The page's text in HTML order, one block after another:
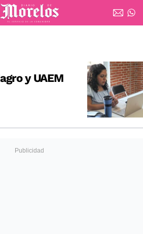
Morelos
y UAEM